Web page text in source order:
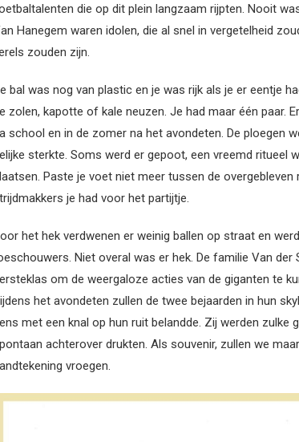
die op dit plein langzaam rijpten. Nooit
Hanegem waren idolen, die al snel in vergetelheid
zouden zijn.
bal was nog van plastic en je was rijk als je er eentje
zolen, kapotte of kale neuzen. Je had maar één paar.
school en in de zomer na het avondeten. De ploegen
sterkte. Soms werd er gepoot, een vreemd
Paste je voet niet meer tussen de
je had voor het partijtje.
het hek verdwenen er weinig ballen op straat en
Niet overal was er hek. De familie Van
om de weergaloze acties van de giganten te
het avondeten zullen de twee bejaarden in hun
met een knal op hun ruit belandde. Zij werden zulke
achterover drukten. Als souvenir, zullen we
vroegen.